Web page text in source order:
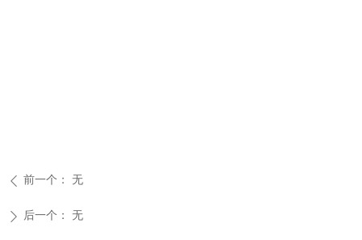
ꄴ 前一个： 无
ꄲ 后一个： 无